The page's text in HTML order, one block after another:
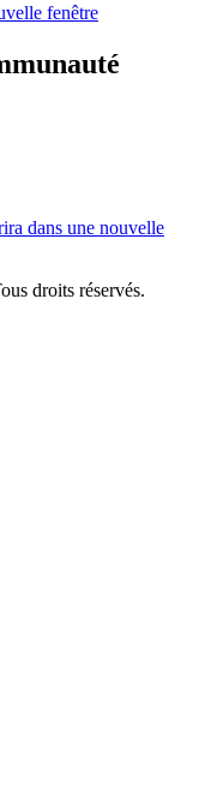
fenêtre
dans une nouvelle
droits réservés.